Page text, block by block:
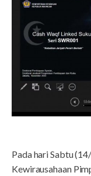
Pada hari Sabtu
Kewirausahaan